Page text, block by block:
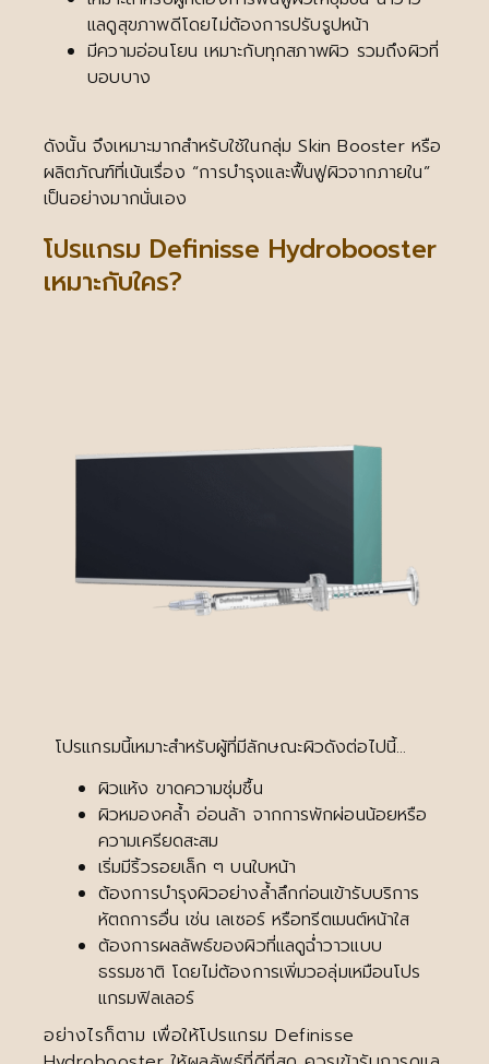
แลดูสุขภาพดีโดยไม่ต้องการปรับรูปหน้า
มีความอ่อนโยน เหมาะกับทุกสภาพผิว รวมถึงผิวที่
บอบบาง
ดังนั้น จึงเหมาะมากสำหรับใช้ในกลุ่ม Skin Booster หรือ
ผลิตภัณฑ์ที่เน้นเรื่อง “การบำรุงและฟื้นฟูผิวจากภายใน”
เป็นอย่างมากนั่นเอง
โปรแกรม Definisse Hydrobooster
เหมาะกับใคร?
โปรแกรมนี้เหมาะสำหรับผู้ที่มีลักษณะผิวดังต่อไปนี้…
ผิวแห้ง ขาดความชุ่มชื้น
ผิวหมองคล้ำ อ่อนล้า จากการพักผ่อนน้อยหรือ
ความเครียดสะสม
เริ่มมีริ้วรอยเล็ก ๆ บนใบหน้า
ต้องการบำรุงผิวอย่างล้ำลึกก่อนเข้ารับบริการ
หัตถการอื่น เช่น เลเซอร์ หรือทรีตเมนต์หน้าใส
ต้องการผลลัพธ์ของผิวที่แลดูฉ่ำวาวแบบ
ธรรมชาติ โดยไม่ต้องการเพิ่มวอลุ่มเหมือนโปร
แกรมฟิลเลอร์
อย่างไรก็ตาม เพื่อให้โปรแกรม Definisse